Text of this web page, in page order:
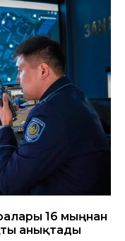
16 мыңнан
анықтады